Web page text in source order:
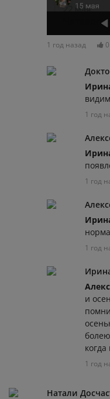
1 год назад 0
1 год
1 год
1 год
и
1 год
Натали